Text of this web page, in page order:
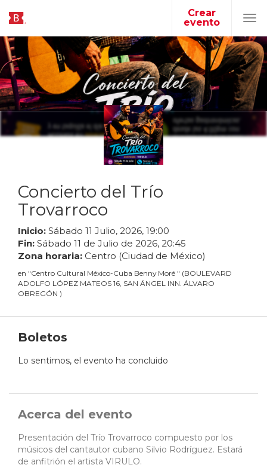
Crear
evento
Concierto del Trío
Trovarroco
Inicio: Sábado 11 Julio, 2026, 19:00
Fin: Sábado 11 de Julio de 2026, 20:45
Zona horaria: Centro (Ciudad de México)
en "Centro Cultural México-Cuba Benny Moré " (BOULEVARD
ADOLFO LÓPEZ MATEOS 16, SAN ÁNGEL INN. ÁLVARO
OBREGÓN )
Boletos
Lo sentimos, el evento ha concluido
Acerca del evento
Presentación del Trío Trovarroco compuesto por los
músicos del cantautor cubano Silvio Rodríguez. Estará
de anfitrión el artista VIRULO.